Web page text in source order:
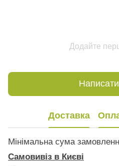
Додайте
Написати
Доставка
Мінімальна сума
Самовивіз в Києві